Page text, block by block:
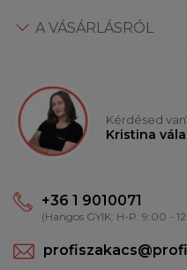
A VÁSÁRLÁSRÓL
Kérdésed
Kristina
+36 1 9010071
(Hangos GYIK: H-P: 9:00 -